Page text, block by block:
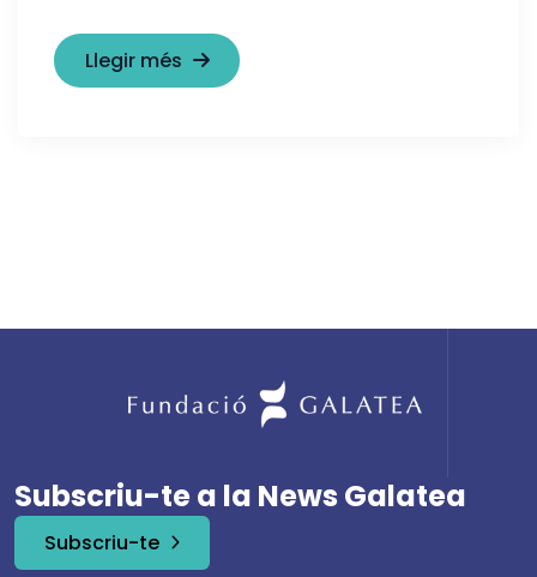
Llegir més
Subscriu-te a la News Galatea
Subscriu-te